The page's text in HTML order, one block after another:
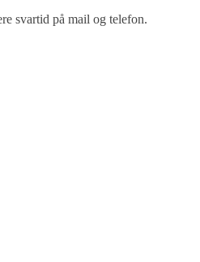
svartid på mail og telefon.